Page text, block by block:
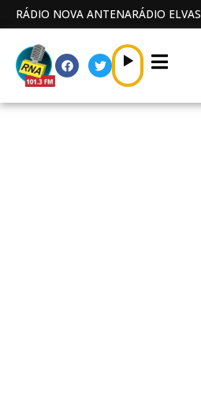
RÁDIO NOVA ANTENARÁDIO ELVAS